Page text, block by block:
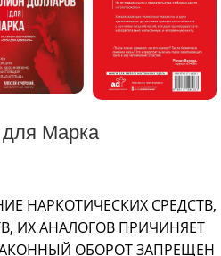
Марка
НАРКОТИЧЕСКИХ СРЕДСТВ,
ИХ АНАЛОГОВ ПРИЧИНЯЕТ
ОБОРОТ ЗАПРЕЩЕН